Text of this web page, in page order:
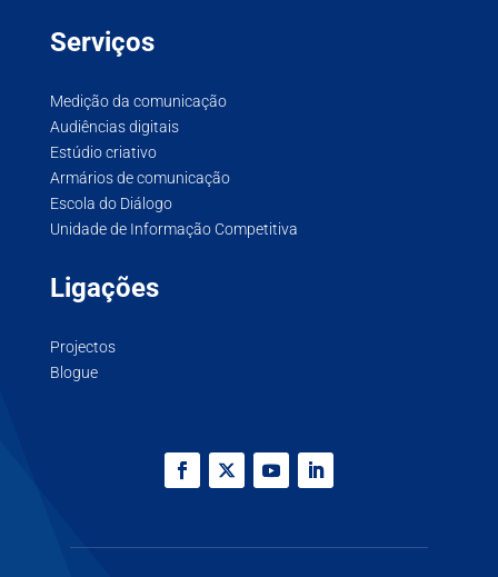
Serviços
Medição da comunicação
Audiências digitais
Estúdio criativo
Armários de comunicação
Escola do Diálogo
Unidade de Informação Competitiva
Ligações
Projectos
Blogue